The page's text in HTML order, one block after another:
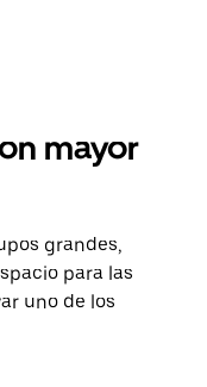
mayor
grandes,
para las
uno de los